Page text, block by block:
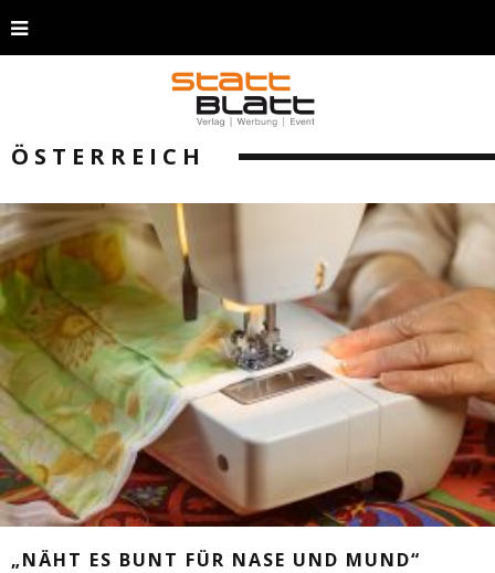
ÖSTERREICH
„NÄHT ES BUNT FÜR NASE UND MUND“